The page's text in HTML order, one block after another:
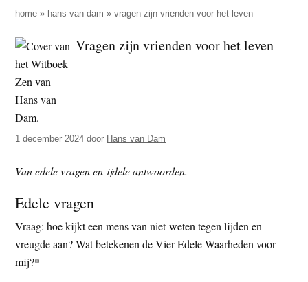
p
d
e
z
e
s
i
e
i
n
e
n
d
e
z
s
t
e
home » hans van dam »vragen zijn vrienden voor het leven
Vragen zijn vrienden voor het leven
1 december 2024 door Hans van Dam
Van edele vragen en ijdele antwoorden.
Edele vragen
Vraag: hoe kijkt een mens van niet-weten tegen lijden en
vreugde aan? Wat betekenen de Vier Edele Waarheden voor
mij?*